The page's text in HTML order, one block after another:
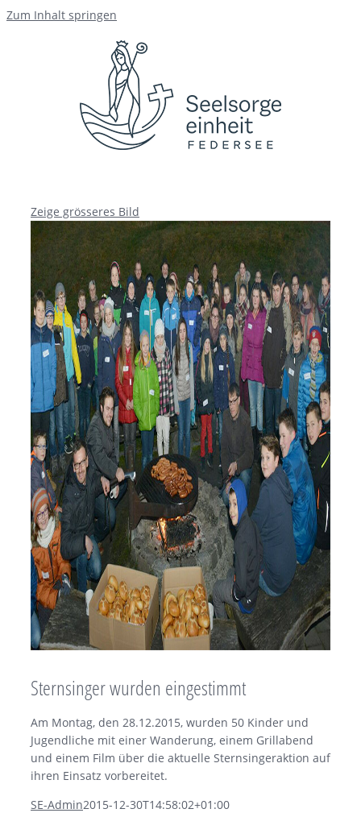
Zum Inhalt springen
Zeige grösseres Bild
Sternsinger wurden eingestimmt
Am Montag, den 28.12.2015, wurden 50 Kinder und
Jugendliche mit einer Wanderung, einem Grillabend
und einem Film über die aktuelle Sternsingeraktion auf
ihren Einsatz vorbereitet.
SE-Admin2015-12-30T14:58:02+01:00